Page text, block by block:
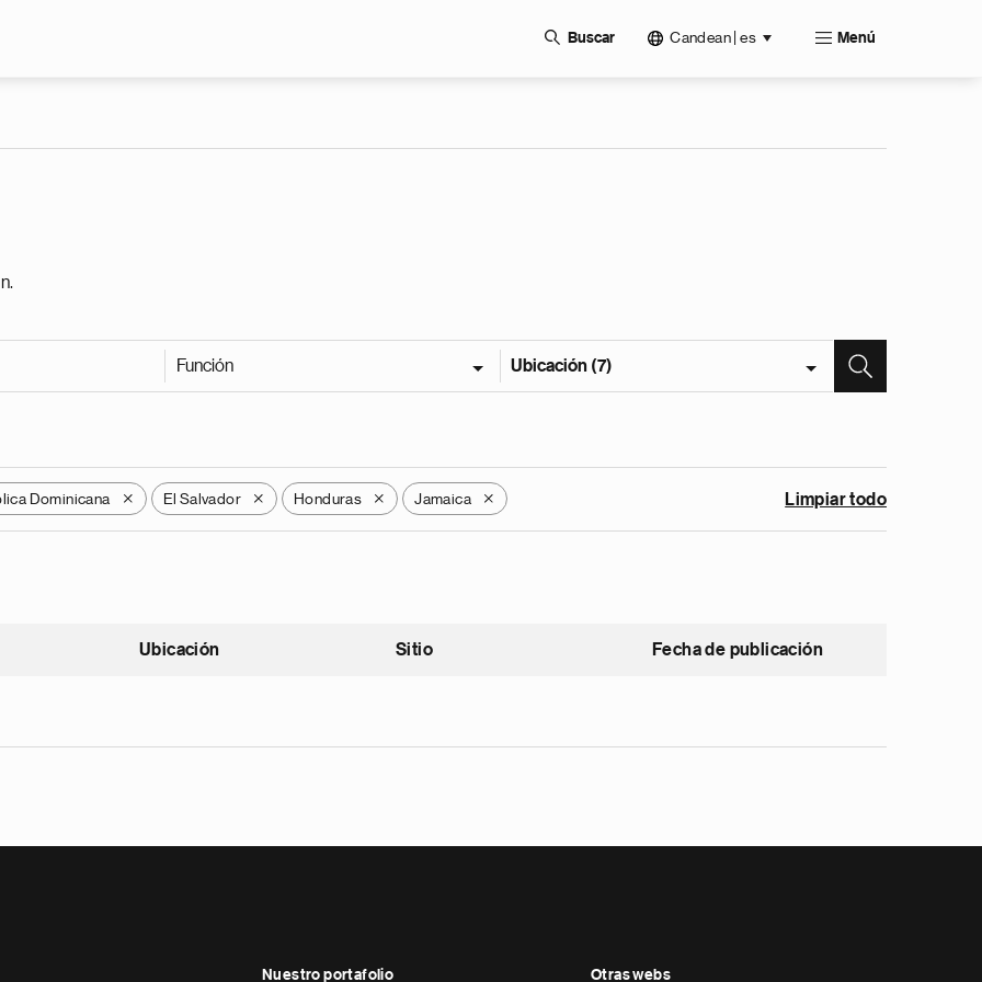
Buscar Candean | es Menú
Función Ubicación (7)
Dominicana X El Salvador X Honduras X Jamaica X Limpiar todo
Ubicación Sitio Fecha de publicación
Nuestro portafolio Otras webs